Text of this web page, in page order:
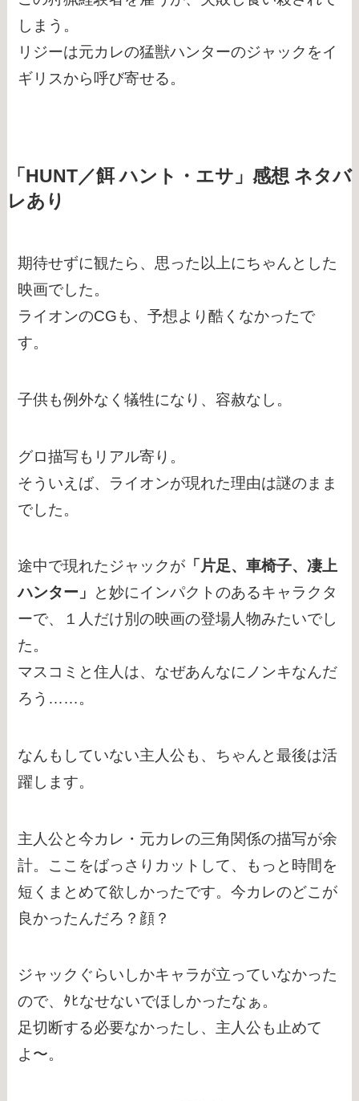
しまう。
リジーは元カレの猛獣ハンターのジャックをイ
ギリスから呼び寄せる。
「HUNT／餌 ハント・エサ」感想 ネタバ
レあり
期待せずに観たら、思った以上にちゃんとした
映画でした。
ライオンのCGも、予想より酷くなかったで
す。
子供も例外なく犠牲になり、容赦なし。
グロ描写もリアル寄り。
そういえば、ライオンが現れた理由は謎のまま
でした。
途中で現れたジャックが 「片足、車椅子、凄上
ハンター」
と妙にインパクトのあるキャラクタ
ーで、１人だけ別の映画の登場人物みたいでし
た。
マスコミと住人は、なぜあんなにノンキなんだ
ろう……。
なんもしていない主人公も、ちゃんと最後は活
躍します。
主人公と今カレ・元カレの三角関係の描写が余
計。ここをばっさりカットして、もっと時間を
短くまとめて欲しかったです。今カレのどこが
良かったんだろ？顔？
ジャックぐらいしかキャラが立っていなかった
ので、ﾀﾋなせないでほしかったなぁ。
足切断する必要なかったし、主人公も止めて
よ〜。